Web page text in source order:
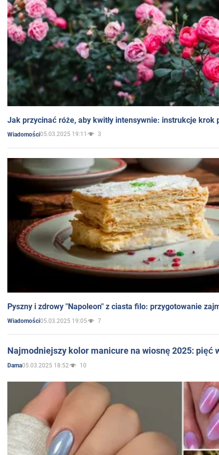
Jak przycinać róże, aby kwitły intensywnie: instrukcje krok
Wiadomości05.03.2025 19:11 3
Pyszny i zdrowy "Napoleon" z ciasta filo: przygotowanie
Wiadomości05.03.2025 19:05 7
Najmodniejszy kolor manicure na wiosnę 2025: pięć
Dama05.03.2025 18:52 10